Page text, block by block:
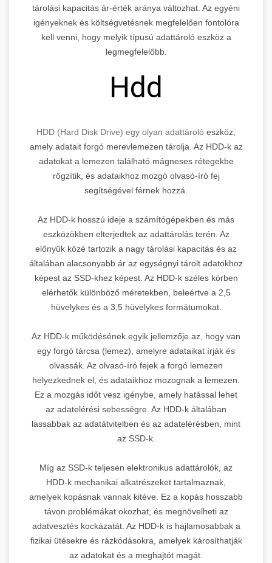
tárolási kapacitás ár-érték aránya változhat. Az egyéni
igényeknek és költségvetésnek megfelelően fontolóra
kell venni, hogy melyik típusú adattároló eszköz a
legmegfelelőbb.
Hdd
HDD (Hard Disk Drive) egy olyan adattároló eszköz,
amely adatait forgó merevlemezen tárolja. Az HDD-k az
adatokat a lemezen található mágneses rétegekbe
rögzítik, és adataikhoz mozgó olvasó-író fej
segítségével férnek hozzá.
Az HDD-k hosszú ideje a számítógépekben és más
eszközökben elterjedtek az adattárolás terén. Az
előnyük közé tartozik a nagy tárolási kapacitás és az
általában alacsonyabb ár az egységnyi tárolt adatokhoz
képest az SSD-khez képest. Az HDD-k széles körben
elérhetők különböző méretekben, beleértve a 2,5
hüvelykes és a 3,5 hüvelykes formátumokat.
Az HDD-k működésének egyik jellemzője az, hogy van
egy forgó tárcsa (lemez), amelyre adataikat írják és
olvassák. Az olvasó-író fejek a forgó lemezen
helyezkednek el, és adataikhoz mozognak a lemezen.
Ez a mozgás időt vesz igénybe, amely hatással lehet
az adatelérési sebességre. Az HDD-k általában
lassabbak az adatátvitelben és az adatelérésben, mint
az SSD-k.
Míg az SSD-k teljesen elektronikus adattárolók, az
HDD-k mechanikai alkatrészeket tartalmaznak,
amelyek kopásnak vannak kitéve. Ez a kopás hosszabb
távon problémákat okozhat, és megnövelheti az
adatvesztés kockázatát. Az HDD-k is hajlamosabbak a
fizikai ütésekre és rázkódásokra, amelyek károsíthatják
az adatokat és a meghajtót magát.